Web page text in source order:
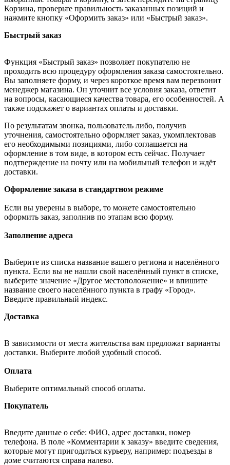
Корзина, проверьте правильность заказанных позиций и
нажмите кнопку «Оформить заказ» или «Быстрый заказ».
Быстрый заказ
Функция «Быстрый заказ» позволяет покупателю не
проходить всю процедуру оформления заказа самостоятельно.
Вы заполняете форму, и через короткое время вам перезвонит
менеджер магазина. Он уточнит все условия заказа, ответит
на вопросы, касающиеся качества товара, его особенностей. А
также подскажет о вариантах оплаты и доставки.
По результатам звонка, пользователь либо, получив
уточнения, самостоятельно оформляет заказ, укомплектовав
его необходимыми позициями, либо соглашается на
оформление в том виде, в котором есть сейчас. Получает
подтверждение на почту или на мобильный телефон и ждёт
доставки.
Оформление заказа в стандартном режиме
Если вы уверены в выборе, то можете самостоятельно
оформить заказ, заполнив по этапам всю форму.
Заполнение адреса
Выберите из списка название вашего региона и населённого
пункта. Если вы не нашли свой населённый пункт в списке,
выберите значение «Другое местоположение» и впишите
название своего населённого пункта в графу «Город».
Введите правильный индекс.
Доставка
В зависимости от места жительства вам предложат варианты
доставки. Выберите любой удобный способ.
Оплата
Выберите оптимальный способ оплаты.
Покупатель
Введите данные о себе: ФИО, адрес доставки, номер
телефона. В поле «Комментарии к заказу» введите сведения,
которые могут пригодиться курьеру, например: подъезды в
доме считаются справа налево.